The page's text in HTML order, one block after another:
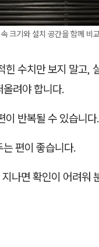
크기와 설치 공간을 함께 비
수치만 보지 말고,
려야 합니다.
이 반복될 수 있습니다.
편이 좋습니다.
나면 확인이 어려워